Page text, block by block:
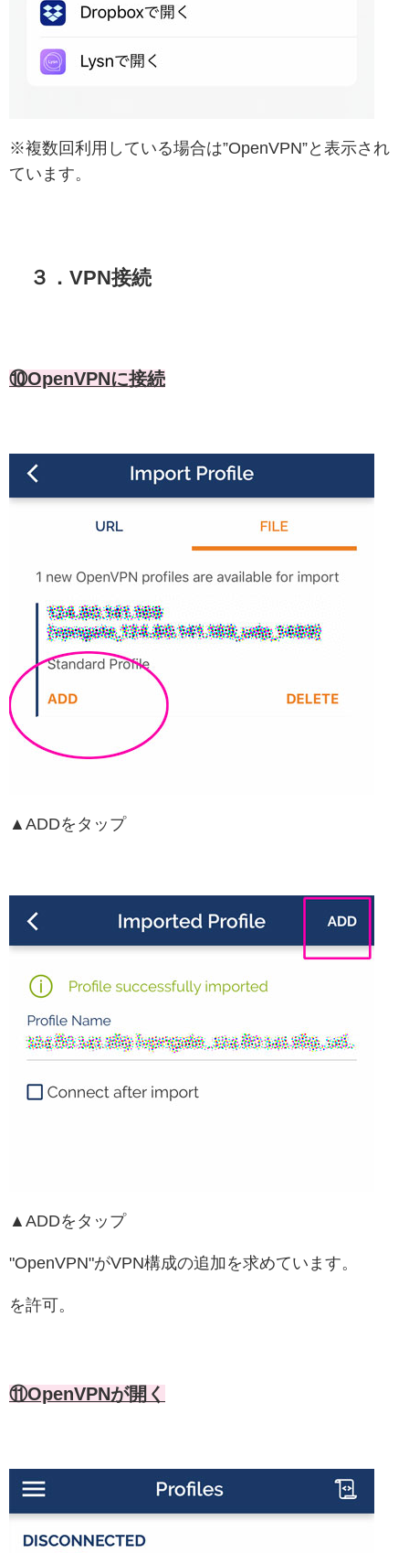
※複数回利用している場合は”OpenVPN”と表示され
ています。
３．VPN接続
⑩OpenVPNに接続
▲ADDをタップ
▲ADDをタップ
"OpenVPN"がVPN構成の追加を求めています。
を許可。
⑪OpenVPNが開く